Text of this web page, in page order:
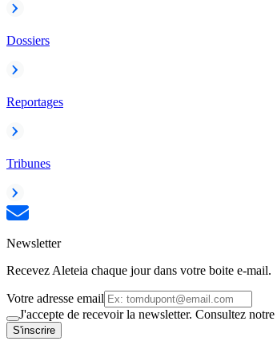
Dossiers
Reportages
Tribunes
Newsletter
Recevez Aleteia chaque jour dans votre boite e-mail.
Votre adresse email
J'accepte de recevoir la newsletter. Consultez notre
S'inscrire